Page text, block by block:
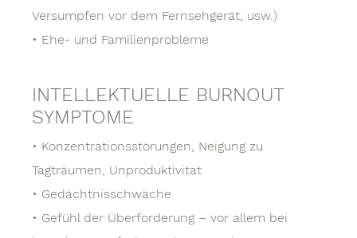
Versumpfen vor dem Fernsehgerät, usw.)
• Ehe- und Familienprobleme
INTELLEKTUELLE BURNOUT
SYMPTOME
• Konzentrationsstörungen, Neigung zu
Tagträumen, Unproduktivität
• Gedächtnisschwäche
• Gefühl der Überforderung – vor allem bei